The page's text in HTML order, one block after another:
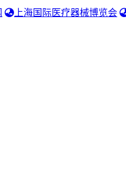
上海国际医疗器械博览会